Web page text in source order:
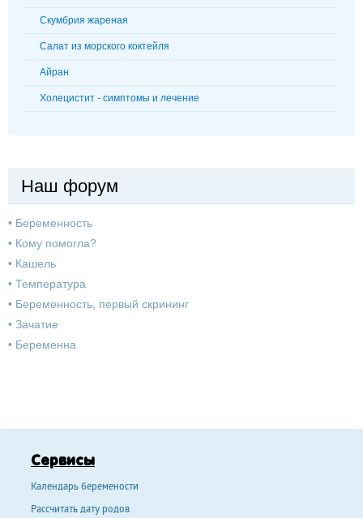
Скумбрия жареная
Салат из морского коктейля
Айран
Холецистит - симптомы и лечение
Наш форум
• Беременность
• Кому помогла?
• Кашель
• Температура
• Беременность, первый скрининг
• Зачатие
• Беременна
Сервисы
Календарь беремености
Рассчитать дату родов